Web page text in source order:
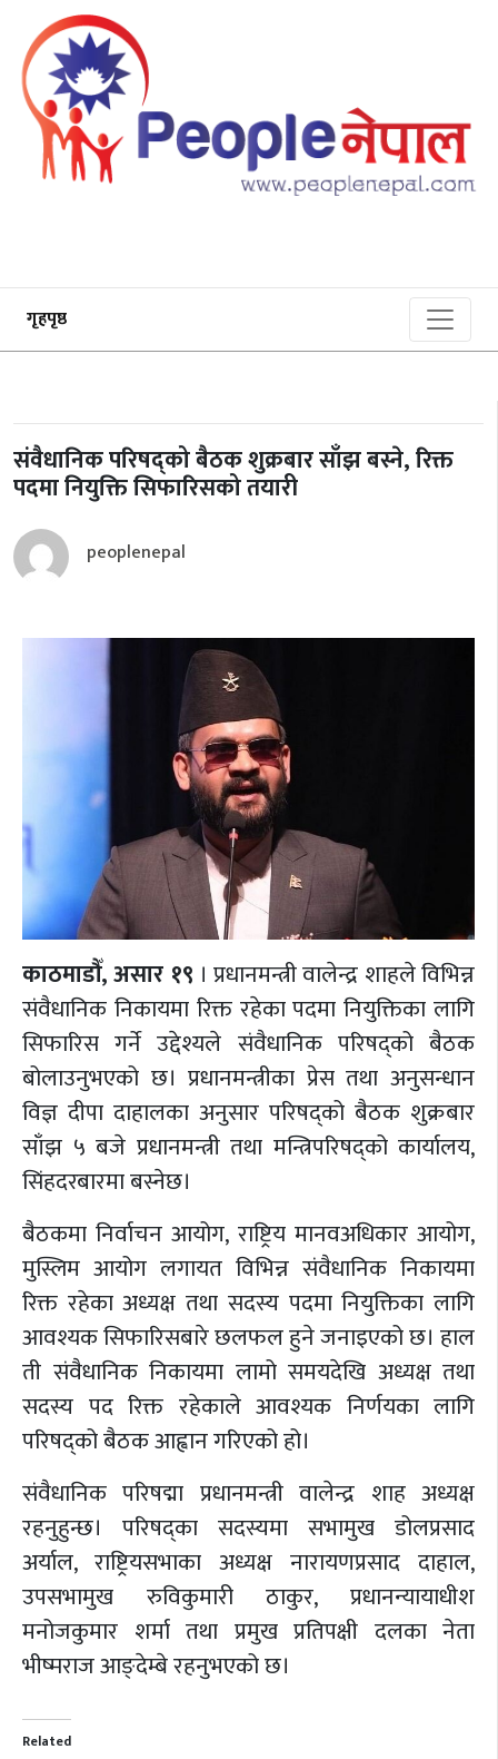
गृहपृष्ठ
संवैधानिक परिषद्को बैठक शुक्रबार साँझ बस्ने, रिक्त
पदमा नियुक्ति सिफारिसको तयारी
peoplenepal
काठमाडौँ, असार १९ । प्रधानमन्त्री वालेन्द्र शाहले विभिन्न
संवैधानिक निकायमा रिक्त रहेका पदमा नियुक्तिका लागि
सिफारिस गर्ने उद्देश्यले संवैधानिक परिषद्को बैठक
बोलाउनुभएको छ। प्रधानमन्त्रीका प्रेस तथा अनुसन्धान
विज्ञ दीपा दाहालका अनुसार परिषद्को बैठक शुक्रबार
साँझ ५ बजे प्रधानमन्त्री तथा मन्त्रिपरिषद्को कार्यालय,
सिंहदरबारमा बस्नेछ।
बैठकमा निर्वाचन आयोग, राष्ट्रिय मानवअधिकार आयोग,
मुस्लिम आयोग लगायत विभिन्न संवैधानिक निकायमा
रिक्त रहेका अध्यक्ष तथा सदस्य पदमा नियुक्तिका लागि
आवश्यक सिफारिसबारे छलफल हुने जनाइएको छ। हाल
ती संवैधानिक निकायमा लामो समयदेखि अध्यक्ष तथा
सदस्य पद रिक्त रहेकाले आवश्यक निर्णयका लागि
परिषद्को बैठक आह्वान गरिएको हो।
संवैधानिक परिषद्मा प्रधानमन्त्री वालेन्द्र शाह अध्यक्ष
रहनुहुन्छ। परिषद्का सदस्यमा सभामुख डोलप्रसाद
अर्याल, राष्ट्रियसभाका अध्यक्ष नारायणप्रसाद दाहाल,
उपसभामुख रुविकुमारी ठाकुर, प्रधानन्यायाधीश
मनोजकुमार शर्मा तथा प्रमुख प्रतिपक्षी दलका नेता
भीष्मराज आङ्देम्बे रहनुभएको छ।
Related